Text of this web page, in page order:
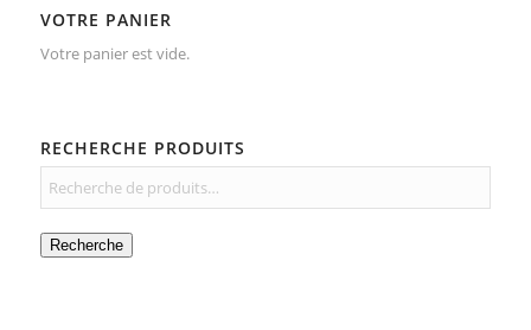
VOTRE PANIER
Votre panier est vide.
RECHERCHE PRODUITS
Recherche